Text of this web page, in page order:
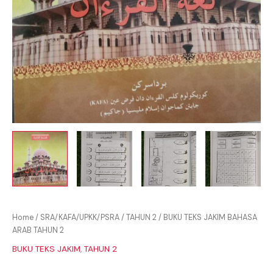
Home/ SRA/KAFA/UPKK/PSRA/TAHUN 2/ BUKU TEKS JAKIM BAHASA
ARAB TAHUN 2
BUKU TEKS JAKIM, TAHUN 2